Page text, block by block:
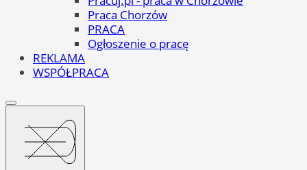
Praca Chorzów
PRACA
Ogłoszenie o pracę
REKLAMA
WSPÓŁPRACA